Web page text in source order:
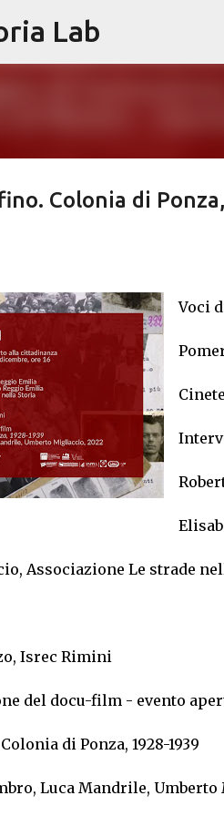
Lab
Colonia di
Voci
Associazione Le strade
Isrec Rimini
del docu-film - evento
di Ponza, 1928-1939
Luca Mandrile,